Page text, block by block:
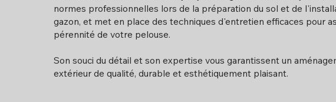
normes professionnelles lors de la préparation du sol et de
gazon, et met en place des techniques d'entretien efficaces pour
pérennité de votre pelouse.
Son souci du détail et son expertise vous garantissent un
extérieur de qualité, durable et esthétiquement plaisant.